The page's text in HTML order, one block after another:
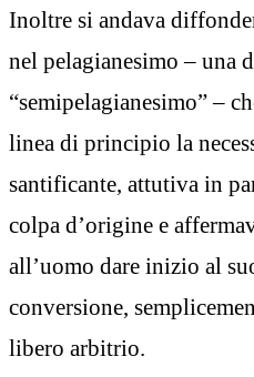
Inoltre si andava
nel pelagianesimo – una
“semipelagianesimo” –
linea di principio la
santificante, attutiva in
colpa d’origine e
all’uomo dare inizio al
conversione,
libero arbitrio.